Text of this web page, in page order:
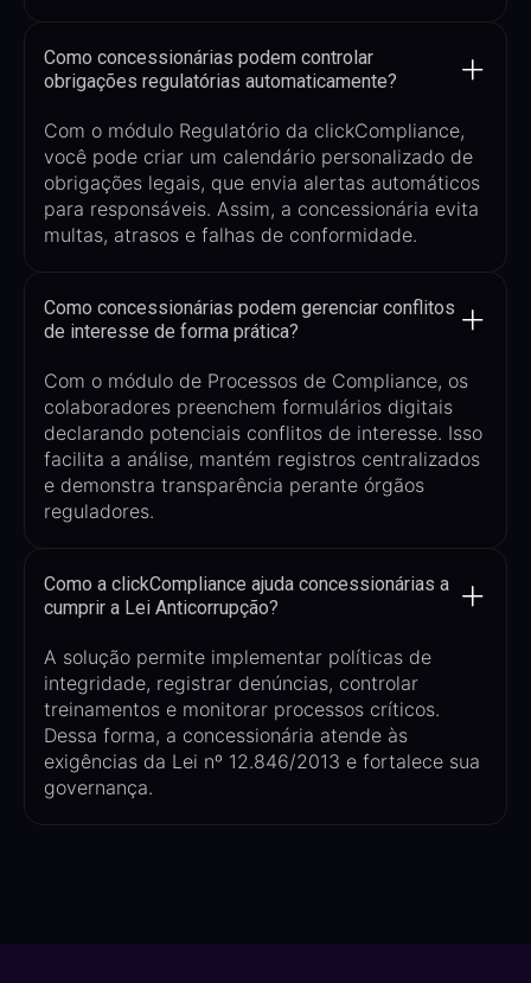
Como concessionárias podem controlar
obrigações regulatórias automaticamente?
Com o módulo Regulatório da clickCompliance,
você pode criar um calendário personalizado de
obrigações legais, que envia alertas automáticos
para responsáveis. Assim, a concessionária evita
multas, atrasos e falhas de conformidade.
Como concessionárias podem gerenciar conflitos
de interesse de forma prática?
Com o módulo de Processos de Compliance, os
colaboradores preenchem formulários digitais
declarando potenciais conflitos de interesse. Isso
facilita a análise, mantém registros centralizados
e demonstra transparência perante órgãos
reguladores.
Como a clickCompliance ajuda concessionárias a
cumprir a Lei Anticorrupção?
A solução permite implementar políticas de
integridade, registrar denúncias, controlar
treinamentos e monitorar processos críticos.
Dessa forma, a concessionária atende às
exigências da Lei nº 12.846/2013 e fortalece sua
governança.